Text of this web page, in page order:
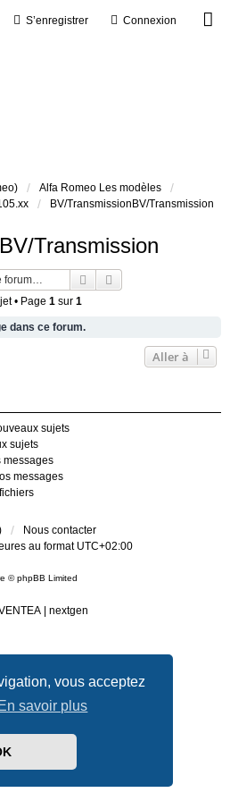
vous acceptez
En savoir plus
Connexion
S’enregistrer
Alfa Romeo Les modèles
BV/TransmissionBV/Transmission
Transmission
Rechercher
• Page 1sur 1
dans ce forum.
Aller à
sujets
sujets
messages
messages
Nous contacter
au format UTC+02:00
© phpBB Limited
nextgen